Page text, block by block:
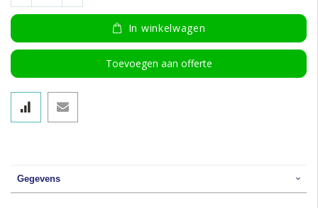
In winkelwagen
Toevoegen aan offerte
Gegevens